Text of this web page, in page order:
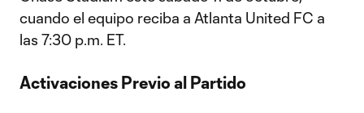
cuando el equipo reciba a Atlanta United FC a
las 7:30 p.m. ET.
Activaciones Previo al Partido